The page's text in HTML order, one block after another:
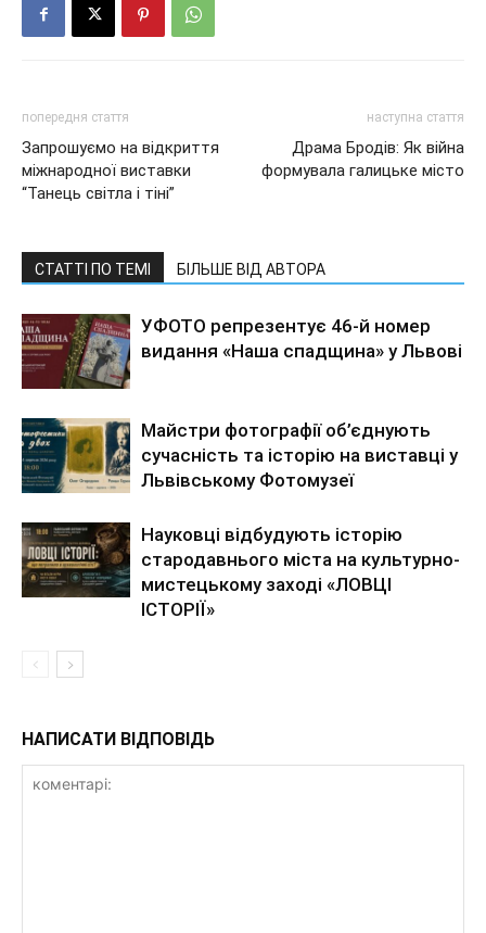
попередня стаття
Запрошуємо на відкриття
міжнародної виставки
“Танець світла і тіні”
наступна стаття
Драма Бродів: Як війна
формувала галицьке місто
СТАТТІ ПО ТЕМІ БІЛЬШЕ ВІД АВТОРА
УФОТО репрезентує 46-й номер
видання «Наша спадщина» у Львові
Майстри фотографії об’єднують
сучасність та історію на виставці у
Львівському Фотомузеї
Науковці відбудують історію
стародавнього міста на культурно-
мистецькому заході «ЛОВЦІ
ІСТОРІЇ»
НАПИСАТИ ВІДПОВІДЬ